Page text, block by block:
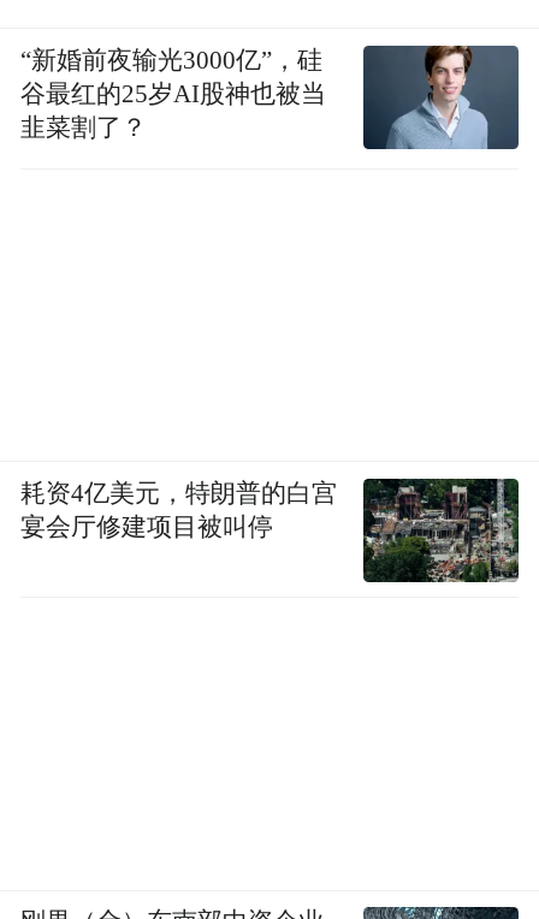
“新婚前夜输光3000亿”，硅
谷最红的25岁AI股神也被当
韭菜割了？
耗资4亿美元，特朗普的白宫
宴会厅修建项目被叫停